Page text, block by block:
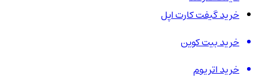
خرید گیفت کارت اپل
خرید بیت کوین
خرید اتریوم